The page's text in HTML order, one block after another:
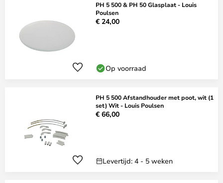
PH 5 500 & PH 50 Glasplaat - Louis
Poulsen
€ 24,00
Op voorraad
PH 5 500 Afstandhouder met poot, wit (1
set) Wit - Louis Poulsen
€ 66,00
Levertijd: 4 - 5 weken